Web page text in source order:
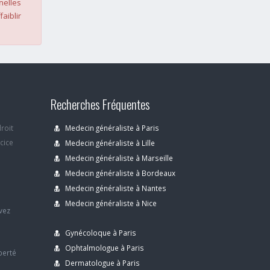
Recherches Fréquentes
Medecin généraliste à Paris
Medecin généraliste à Lille
Medecin généraliste à Marseille
Medecin généraliste à Bordeaux
Medecin généraliste à Nantes
Medecin généraliste à Nice
Gynécoloque à Paris
Ophtalmologue à Paris
Dermatologue à Paris